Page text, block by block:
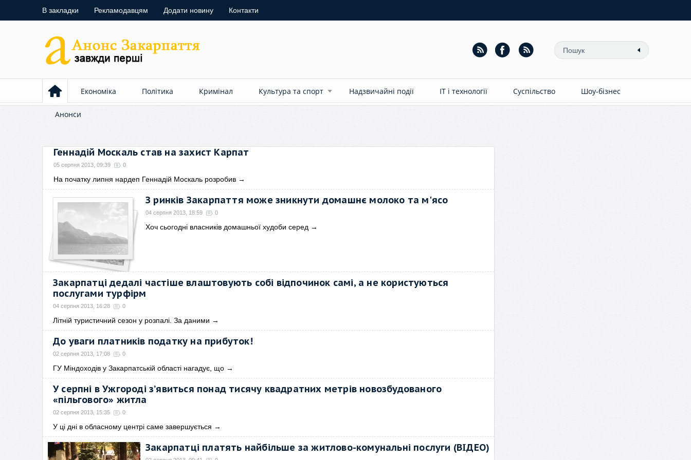
В закладки Рекламодавцям Додати новину Контакти
Економіка Політика Кримінал Культура та спорт Надзвичайні події ІТ і технології Суспільство Шоу-бізнес
Анонси
Геннадій Москаль став на захист Карпат
05 серпня 2013, 09:39 0
На початку липня нардеп Геннадій Москаль розробив →
З ринків Закарпаття може зникнути домашнє молоко та м'ясо
04 серпня 2013, 18:59 0
Хоч сьогодні власників домашньої худоби серед →
Закарпатці дедалі частіше влаштовують собі відпочинок самі, а не користуються
послугами турфірм
04 серпня 2013, 16:28 0
Літній туристичний сезон у розпалі. За даними →
До уваги платників податку на прибуток!
02 серпня 2013, 17:08 0
ГУ Міндоходів у Закарпатській області нагадує, що →
У серпні в Ужгороді з’явиться понад тисячу квадратних метрів новозбудованого
«пільгового» житла
02 серпня 2013, 15:35 0
У ці дні в обласному центрі саме завершується →
Закарпатці платять найбільше за житлово-комунальні послуги (ВІДЕО)